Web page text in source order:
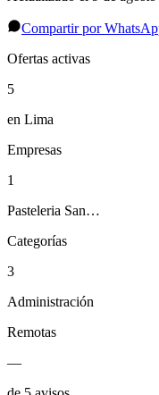
Compartir por
Ofertas activas
5
en Lima
Empresas
1
Pasteleria San…
Categorías
3
Administración
Remotas
—